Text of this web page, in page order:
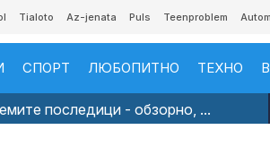
Tialoto Az-jenata Puls Teenproblem
СПОРТ ЛЮБОПИТНО ТЕХНО
последици - обзорно, ...